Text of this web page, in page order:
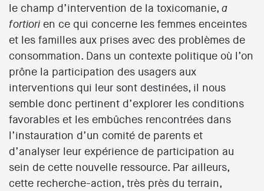
le champ d’intervention de la toxicomanie, a
fortiori en ce qui concerne les femmes enceintes
et les familles aux prises avec des problèmes de
consommation. Dans un contexte politique où l’on
prône la participation des usagers aux
interventions qui leur sont destinées, il nous
semble donc pertinent d’explorer les conditions
favorables et les embûches rencontrées dans
l’instauration d’un comité de parents et
d’analyser leur expérience de participation au
sein de cette nouvelle ressource. Par ailleurs,
cette recherche-action, très près du terrain,